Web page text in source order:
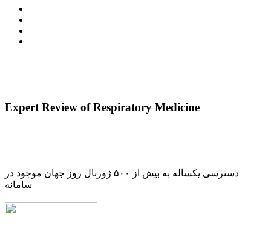
Expert Review of Respiratory Medicine
دسترسی یکساله به بیش از ۵۰۰ ژورنال روز جهان موجود در
سامانه